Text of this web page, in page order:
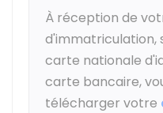
À réception de
d'immatriculation,
carte nationale
carte bancaire,
télécharger votre